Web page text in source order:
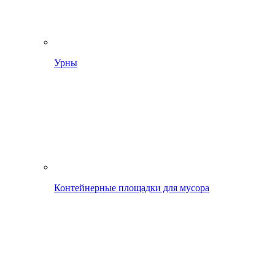
Урны
Контейнерные площадки для мусора